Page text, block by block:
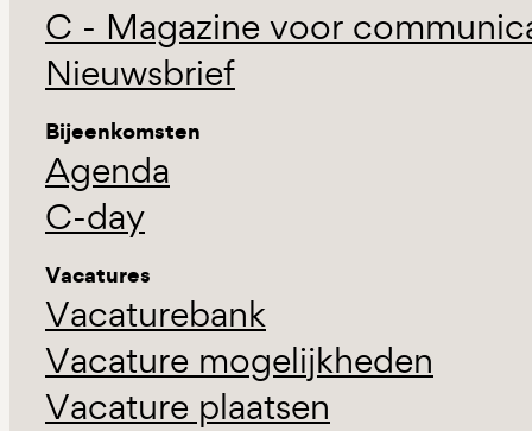
C - Magazine voor
Nieuwsbrief
Bijeenkomsten
Agenda
C-day
Vacatures
Vacaturebank
Vacature mogelijkheden
Vacature plaatsen